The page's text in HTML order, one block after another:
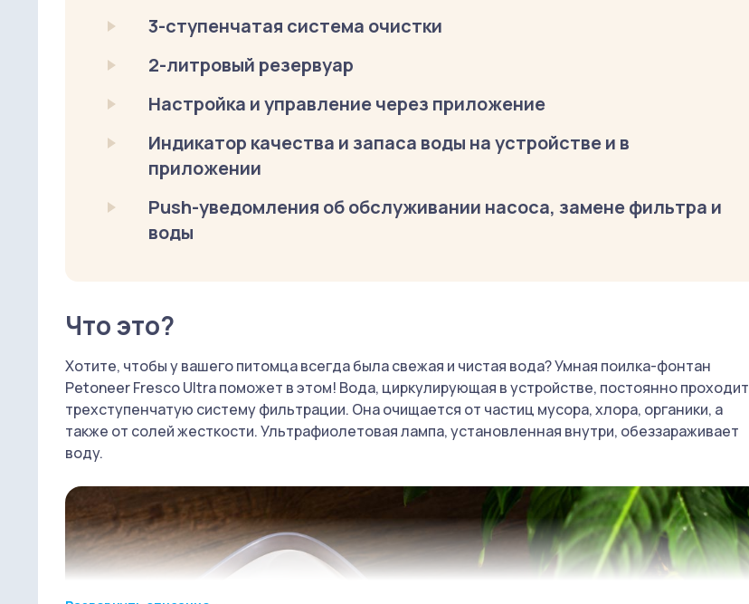
3-ступенчатая система очистки
2-литровый резервуар
Настройка и управление через приложение
Индикатор качества и запаса воды на устройстве и в
приложении
Push-уведомления об обслуживании насоса, замене фильтра и
воды
Что это?
Хотите, чтобы у вашего питомца всегда была свежая и чистая вода? Умная поилка-фонтан
Petoneer Fresco Ultra поможет в этом! Вода, циркулирующая в устройстве, постоянно проходит
трехступенчатую систему фильтрации. Она очищается от частиц мусора, хлора, органики, а
также от солей жесткости. Ультрафиолетовая лампа, установленная внутри, обеззараживает
воду.